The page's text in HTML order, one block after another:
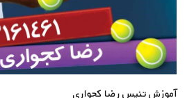
آموزش تنیس رضا کجواری